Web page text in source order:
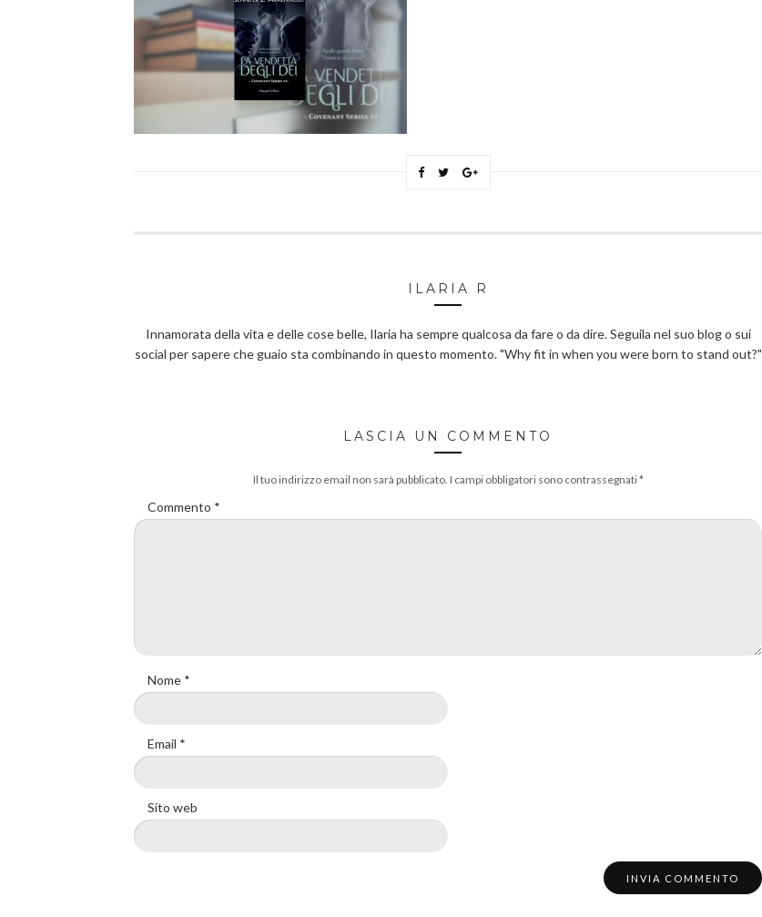
ILARIA R
Innamorata della vita e delle cose belle, Ilaria ha sempre qualcosa da fare o da dire. Seguila nel suo blog o sui
social per sapere che guaio sta combinando in questo momento. "Why fit in when you were born to stand out?"
LASCIA UN COMMENTO
Il tuo indirizzo email non sarà pubblicato. I campi obbligatori sono contrassegnati*
Commento *
Nome *
Email *
Sito web